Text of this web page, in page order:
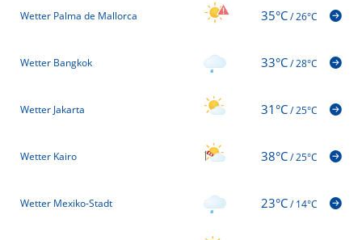
Wetter Palma de Mallorca 35°C/26°C
Wetter Bangkok 33°C/28°C
Wetter Jakarta 31°C/25°C
Wetter Kairo 38°C/25°C
Wetter Mexiko-Stadt 23°C/14°C